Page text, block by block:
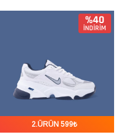
%40
İNDİRİM
2.ÜRÜN 599₺